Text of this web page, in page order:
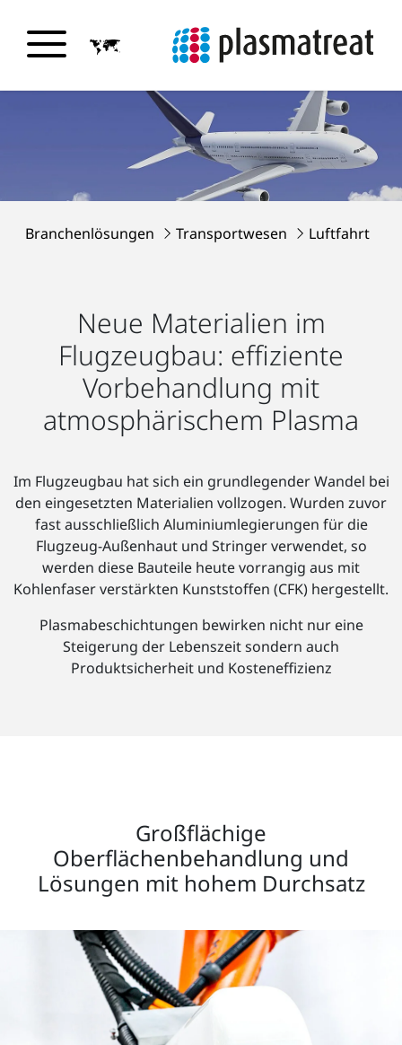
Branchenlösungen Transportwesen Luftfahrt
Neue Materialien im
Flugzeugbau: effiziente
Vorbehandlung mit
atmosphärischem Plasma
Im Flugzeugbau hat sich ein grundlegender Wandel bei
den eingesetzten Materialien vollzogen. Wurden zuvor
fast ausschließlich Aluminiumlegierungen für die
Flugzeug-Außenhaut und Stringer verwendet, so
werden diese Bauteile heute vorrangig aus mit
Kohlenfaser verstärkten Kunststoffen (CFK) hergestellt.
Plasmabeschichtungen bewirken nicht nur eine
Steigerung der Lebenszeit sondern auch
Produktsicherheit und Kosteneffizienz
Großflächige
Oberflächenbehandlung und
Lösungen mit hohem Durchsatz